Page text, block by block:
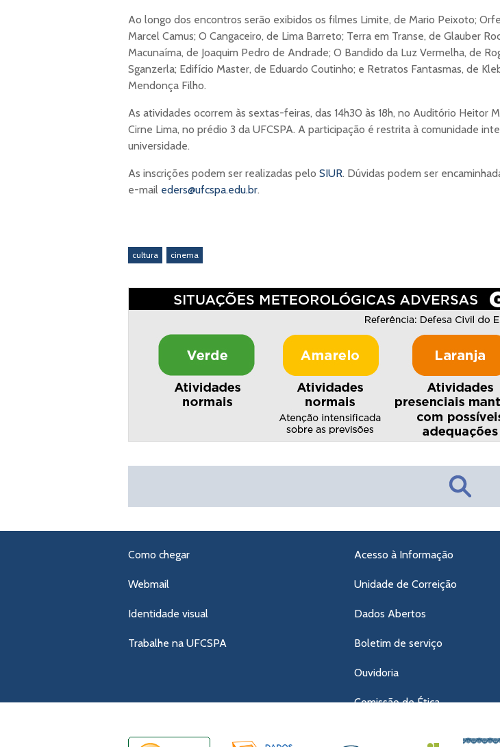
Ao longo dos encontros serão exibidos os filmes Limite, de Mario Peixoto;
Marcel Camus; O Cangaceiro, de Lima Barreto; Terra em Transe, de Glauber
Macunaíma, de Joaquim Pedro de Andrade; O Bandido da Luz Vermelha, de
Sganzerla; Edifício Master, de Eduardo Coutinho; e Retratos Fantasmas, de
Mendonça Filho.
As atividades ocorrem às sextas-feiras, das 14h30 às 18h, no Auditório Heitor
Cirne Lima, no prédio 3 da UFCSPA. A participação é restrita à comunidade
universidade.
As inscrições podem ser realizadas pelo SIUR. Dúvidas podem ser
e-mail eders@ufcspa.edu.br.
cultura cinema
Como chegar
Webmail
Identidade visual
Trabalhe na UFCSPA
Acesso à Informação
Unidade de Correição
Dados Abertos
Boletim de serviço
Ouvidoria
Comissão de Ética